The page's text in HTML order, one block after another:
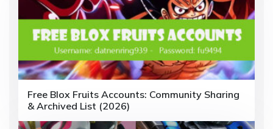
o
Free Blox Fruits Accounts: Community Sharing
& Archived List (2026)